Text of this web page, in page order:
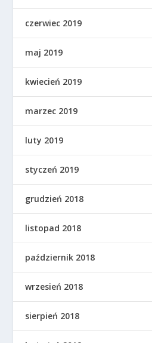
czerwiec 2019
maj 2019
kwiecień 2019
marzec 2019
luty 2019
styczeń 2019
grudzień 2018
listopad 2018
październik 2018
wrzesień 2018
sierpień 2018